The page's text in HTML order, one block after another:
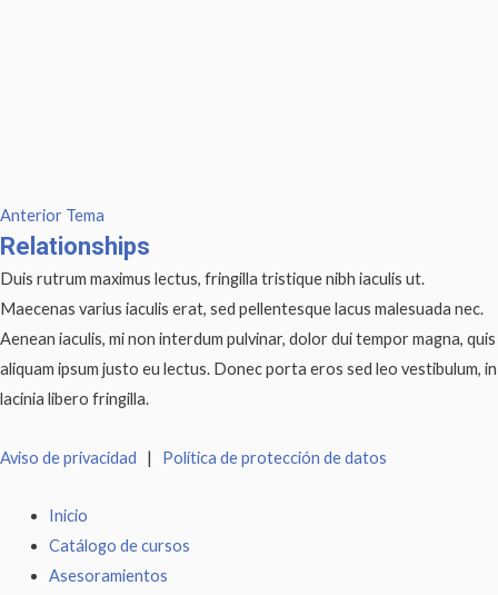
Anterior Tema
Relationships
Duis rutrum maximus lectus, fringilla tristique nibh iaculis ut.
Maecenas varius iaculis erat, sed pellentesque lacus malesuada nec.
Aenean iaculis, mi non interdum pulvinar, dolor dui tempor magna, quis
aliquam ipsum justo eu lectus. Donec porta eros sed leo vestibulum, in
lacinia libero fringilla.
Aviso de privacidad | Política de protección de datos
Inicio
Catálogo de cursos
Asesoramientos